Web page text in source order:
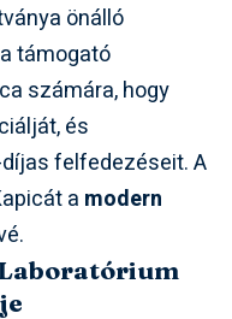
önálló
támogató
számára, hogy
és
felfedezéseit. A
a modern